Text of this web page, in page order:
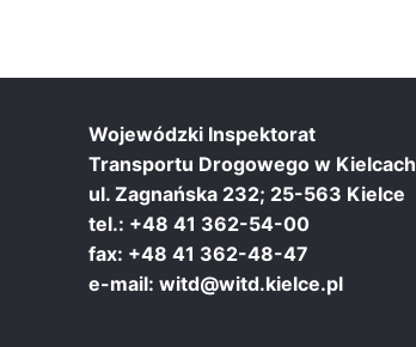
Wojewódzki Inspektorat
Transportu Drogowego w Kielcach
ul. Zagnańska 232; 25-563 Kielce
tel.: +48 41 362-54-00
fax: +48 41 362-48-47
e-mail: witd@witd.kielce.pl